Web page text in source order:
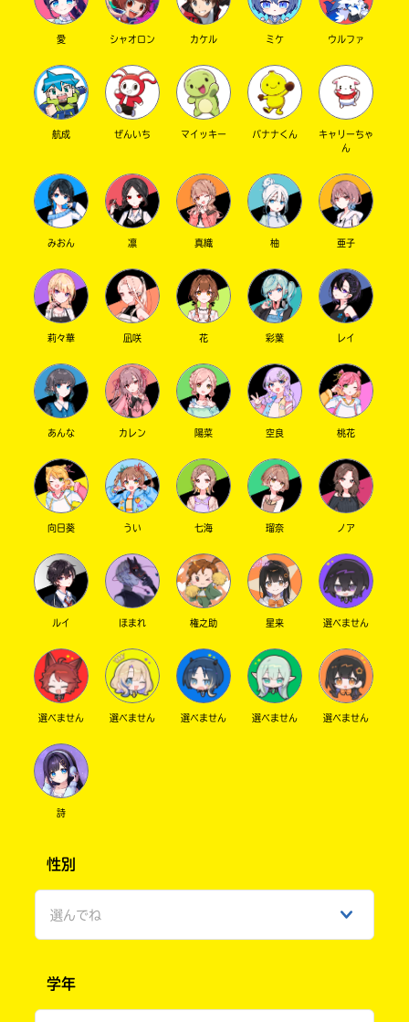
愛 シャオロン カケル ミケ ウルファ
航成 ぜんいち マイッキー バナナくん
キャリーちゃ
ん
みおん 凛 真織 柚 亜子
莉々華 凪咲 花 彩葉 レイ
あんな カレン 陽菜 空良 桃花
向日葵 うい 七海 瑠奈 ノア
ルイ ほまれ 権之助 星来 選べません
選べません 選べません 選べません 選べません 選べません
詩
性別
選んでね
学年
い
度
て
戻
る